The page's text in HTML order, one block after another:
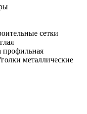
сетки
профильная
металлические